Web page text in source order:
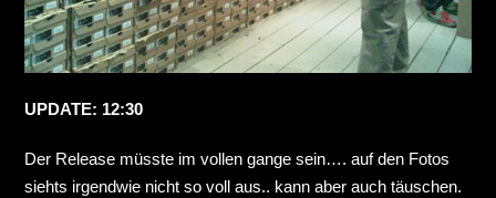
UPDATE: 12:30
Der Release müsste im vollen gange sein…. auf den Fotos
siehts irgendwie nicht so voll aus.. kann aber auch täuschen.